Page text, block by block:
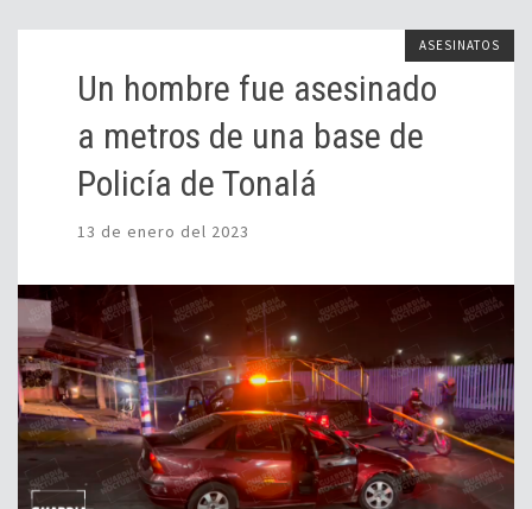
ASESINATOS
Un hombre fue asesinado
a metros de una base de
Policía de Tonalá
13 de enero del 2023